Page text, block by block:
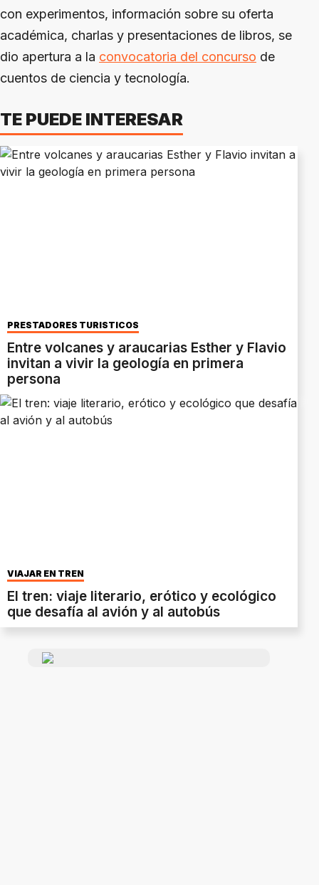
con experimentos, información sobre su oferta
académica, charlas y presentaciones de libros, se
dio apertura a la convocatoria del concurso de
cuentos de ciencia y tecnología.
TE PUEDE INTERESAR
PRESTADORES TURÍSTICOS
Entre volcanes y araucarias Esther y Flavio
invitan a vivir la geología en primera
persona
VIAJAR EN TREN
El tren: viaje literario, erótico y ecológico
que desafía al avión y al autobús